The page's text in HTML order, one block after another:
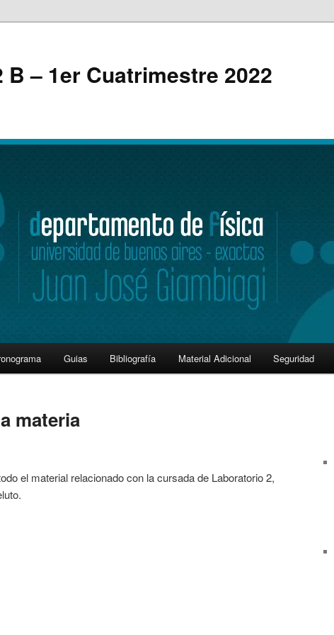
– 1er Cuatrimestre 2022
Guias Bibliografía Material Adicional Seguridad
materia
el material relacionado con la cursada de Laboratorio 2,